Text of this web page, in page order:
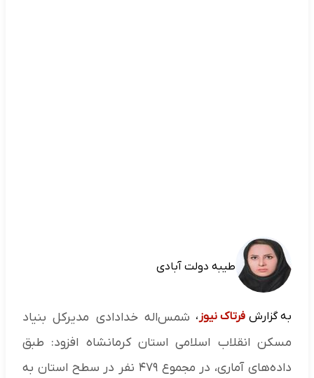
طیبه دولت آبادی
به گزارش فرتاک نیوز ، شمس‌اله خدادادی مدیرکل بنیاد
مسکن انقلاب اسلامی استان کرمانشاه افزود: طبق
داده‌های آماری، در مجموع ۴۷۹ نفر در سطح استان به